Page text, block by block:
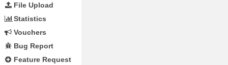
File Upload
Statistics
Vouchers
Bug Report
Feature Request